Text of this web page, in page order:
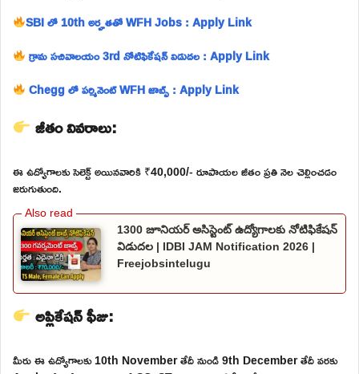
SBI లో 10th అర్హతతో WFH Jobs : Apply Link
గ్రామ సచివాలయం 3rd నోటిఫికేషన్ విడుదల : Apply Link
Chegg లో పర్మినెంట్ WFH జాబ్స్ : Apply Link
జీతం వివరాలు:
ఈ ఉద్యోగాలకు సెలెక్ట్ అయినవారికి ₹40,000/- రూపాయల జీతం ప్రతి నెల చెల్లించడం
జరుగుతుంది.
1300 జూనియర్ అసిస్టెంట్ ఉద్యోగాలకు నోటిఫికేషన్
విడుదల | IDBI JAM Notification 2026 |
Freejobsintelugu
అప్లికేషన్ ఫీజు:
మీరు ఈ ఉద్యోగాలకు 10th November తేదీ నుండి 9th December తేదీ వరకు